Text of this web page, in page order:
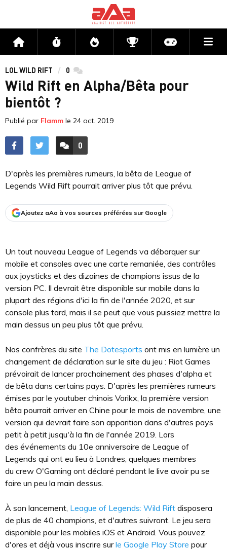
Accueil Flux Directs CompétitionsActu jeux
LOL WILD RIFT 0 commentaires
Wild Rift en Alpha/Bêta pour
bientôt ?
Publié par Flamm le 24 oct. 2019
ACCÉDER AUX
0
COMMENTAIRES
D'après les premières rumeurs, la bêta de League of
Legends Wild Rift pourrait arriver plus tôt que prévu.
Ajoutez aAa à vos sources préférées sur Google
Un tout nouveau League of Legends va débarquer sur
mobile et consoles avec une carte remaniée, des contrôles
aux joysticks et des dizaines de champions issus de la
version PC. Il devrait être disponible sur mobile dans la
plupart des régions d'ici la fin de l'année 2020, et sur
console plus tard, mais il se peut que vous puissiez mettre la
main dessus un peu plus tôt que prévu.
Nos confrères du site The Dotesports ont mis en lumière un
changement de déclaration sur le site du jeu : Riot Games
prévoirait de lancer prochainement des phases d'alpha et
de bêta dans certains pays. D'après les premières rumeurs
émises par le youtuber chinois Vorikx, la première version
bêta pourrait arriver en Chine pour le mois de novembre, une
version qui devrait faire son apparition dans d'autres pays
petit à petit jusqu'à la fin de l'année 2019. Lors
des événements du 10e anniversaire de League of
Legends qui ont eu lieu à Londres, quelques membres
du crew O'Gaming ont déclaré pendant le live avoir pu se
faire un peu la main dessus.
À son lancement, League of Legends: Wild Rift disposera
de plus de 40 champions, et d'autres suivront. Le jeu sera
disponible pour les mobiles iOS et Android. Vous pouvez
d'ores et déjà vous inscrire surle Google Play Store pour